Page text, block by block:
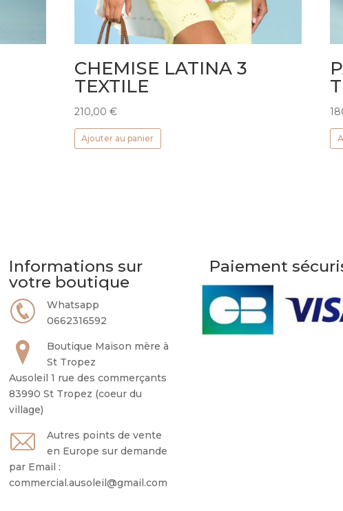
CHEMISE LATINA 3
TEXTILE
210,00 €
Ajouter au panier
Informations sur
votre boutique
Whatsapp
0662316592
Boutique Maison mère à
St Tropez
Ausoleil 1 rue des commerçants
83990 St Tropez (coeur du
village)
Autres points de vente
en Europe sur demande
par Email :
commercial.ausoleil@gmail.com
Paiement